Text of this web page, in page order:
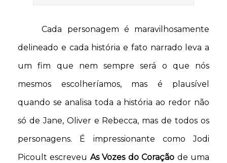
Cada personagem é maravilhosamente
delineado e cada história e fato narrado leva a
um fim que nem sempre será o que nós
mesmos escolheríamos, mas é plausível
quando se analisa toda a história ao redor não
só de Jane, Oliver e Rebecca, mas de todos os
personagens. É impressionante como Jodi
Picoult escreveu As Vozes do Coração de uma